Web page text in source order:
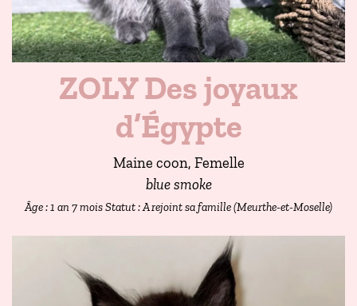
ZOLY Des joyaux
d’Égypte
Maine coon, Femelle
blue smoke
Âge : 1 an 7 moisStatut : A rejoint sa famille (Meurthe-et-Moselle)